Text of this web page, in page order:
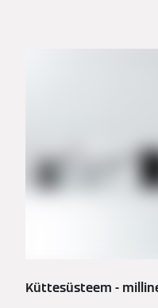
Küttesüsteem -